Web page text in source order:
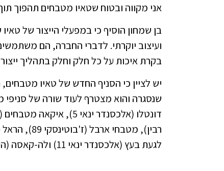
אני מקווה ובטוח שטאיו מטבחים תהפוך
בן שמחון הוסיף כי במפעלי הייצור של
ועיצוב יוקרתי. לדברי החברה, הם
בקרת איכות על כל חלק וחלק בתהליך
יש לציין כי הסניף החדש של טאיו
שנסגרה והוא מצטרף לעוד שורה של
דונטלו (אלכסנדר ינאי
לגעת בעץ (אלכסנדר ינאי 11) ולה-קאסה (הירקונים 37).